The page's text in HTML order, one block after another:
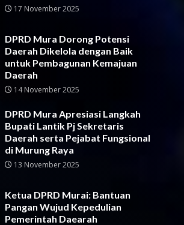
17 November 2025
DPRD Mura Dorong Potensi
Daerah Dikelola dengan Baik
untuk Pembagunan Kemajuan
Daerah
14 November 2025
DPRD Mura Apresiasi Langkah
Bupati Lantik Pj Sekretaris
Daerah serta Pejabat Fungsional
di Murung Raya
13 November 2025
Ketua DPRD Murai: Bantuan
Pangan Wujud Kepedulian
Pemerintah Daearah